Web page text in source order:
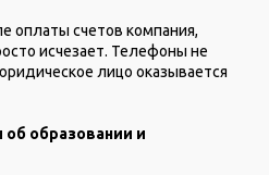
оплаты счетов компания,
исчезает. Телефоны не
лицо оказывается
образовании и